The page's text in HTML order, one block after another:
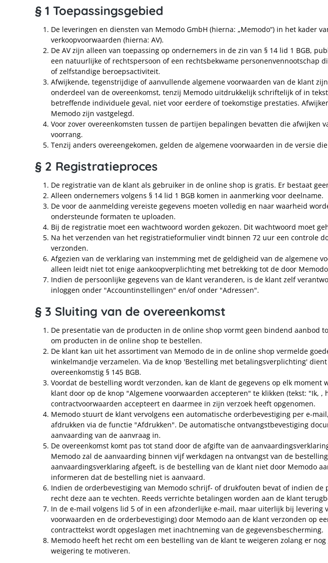
§ 1 Toepassingsgebied
De leveringen en diensten van Memodo GmbH (hierna: „Memodo“) in het
verkoopvoorwaarden (hierna: AV).
De AV zijn alleen van toepassing op ondernemers in de zin van § 14 lid 1 BGB,
een natuurlijke of rechtspersoon of een rechtsbekwame
of zelfstandige beroepsactiviteit.
Afwijkende, tegenstrijdige of aanvullende algemene voorwaarden van de klant
onderdeel van de overeenkomst, tenzij Memodo uitdrukkelijk schriftelijk of in
betreffende individuele geval, niet voor eerdere of toekomstige prestaties.
Memodo zijn vastgelegd.
Voor zover overeenkomsten tussen de partijen bepalingen bevatten die
voorrang.
Tenzij anders overeengekomen, gelden de algemene voorwaarden in de versie
§ 2 Registratieproces
De registratie van de klant als gebruiker in de online shop is gratis. Er bestaat
Alleen ondernemers volgens § 14 lid 1 BGB komen in aanmerking voor deelname.
De voor de aanmelding vereiste gegevens moeten volledig en naar waarheid
ondersteunde formaten te uploaden.
Bij de registratie moet een wachtwoord worden gekozen. Dit wachtwoord moet
Na het verzenden van het registratieformulier vindt binnen 72 uur een controle
verzonden.
Afgezien van de verklaring van instemming met de geldigheid van de algemene
alleen leidt niet tot enige aankoopverplichting met betrekking tot de door
Indien de persoonlijke gegevens van de klant veranderen, is de klant zelf
inloggen onder "Accountinstellingen" en/of onder "Adressen".
§ 3 Sluiting van de overeenkomst
De presentatie van de producten in de online shop vormt geen bindend
om producten in de online shop te bestellen.
De klant kan uit het assortiment van Memodo de in de online shop vermelde
winkelmandje verzamelen. Via de knop 'Bestelling met betalingsverplichting'
overeenkomstig § 145 BGB.
Voordat de bestelling wordt verzonden, kan de klant de gegevens op elk
klant door op de knop "Algemene voorwaarden accepteren" te klikken (tekst: "Ik,
contractvoorwaarden accepteert en daarmee in zijn verzoek heeft opgenomen.
Memodo stuurt de klant vervolgens een automatische orderbevestiging per e-
afdrukken via de functie "Afdrukken". De automatische ontvangstbevestiging
aanvaarding van de aanvraag in.
De overeenkomst komt pas tot stand door de afgifte van de
Memodo zal de aanvaarding binnen vijf werkdagen na ontvangst van de
aanvaardingsverklaring afgeeft, is de bestelling van de klant niet door Memodo
informeren dat de bestelling niet is aanvaard.
Indien de orderbevestiging van Memodo schrijf- of drukfouten bevat of indien
recht deze aan te vechten. Reeds verrichte betalingen worden aan de klant
In de e-mail volgens lid 5 of in een afzonderlijke e-mail, maar uiterlijk bij
voorwaarden en de orderbevestiging) door Memodo aan de klant verzonden op
contracttekst wordt opgeslagen met inachtneming van de gegevensbescherming.
Memodo heeft het recht om een bestelling van de klant te weigeren zolang er
weigering te motiveren.